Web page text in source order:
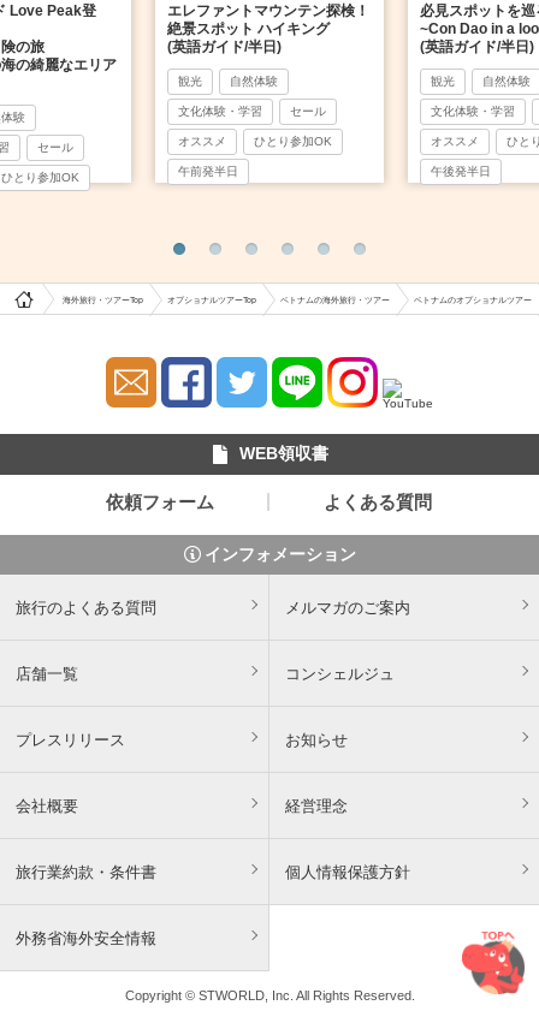
Love Peak登
の旅
の綺麗なエリア
験
セール
ひとり参加OK
エレファントマウンテン探検！
絶景スポット ハイキング
(英語ガイド/半日)
観光 自然体験
文化体験・学習 セール
オススメ ひとり参加OK
午前発半日
必見スポットを
~Con Dao in a
(英語ガイド/半日)
観光 自然体験
文化体験・学習
オススメ ひと
午後発半日
海外旅行・ツアーTop オプショナルツアーTop ベトナムの海外旅行・ツアー ベトナムのオプショナルツアー
WEB領収書
依頼フォーム よくある質問
インフォメーション
旅行のよくある質問 メルマガのご案内
店舗一覧 コンシェルジュ
プレスリリース お知らせ
会社概要 経営理念
旅行業約款・条件書 個人情報保護方針
外務省海外安全情報
Copyright © STWORLD, Inc. All Rights Reserved.